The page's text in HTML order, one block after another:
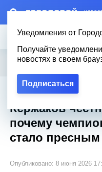
–
Уведомления от
Получайте
новостях в своем
Подписаться
Новости Эксклюзив
Городовой Новости Петербурга /
рассказал, почему чемпионство
Золото без
Кержаков
почему
стало пресным
Опубликовано: 8 июня 2026